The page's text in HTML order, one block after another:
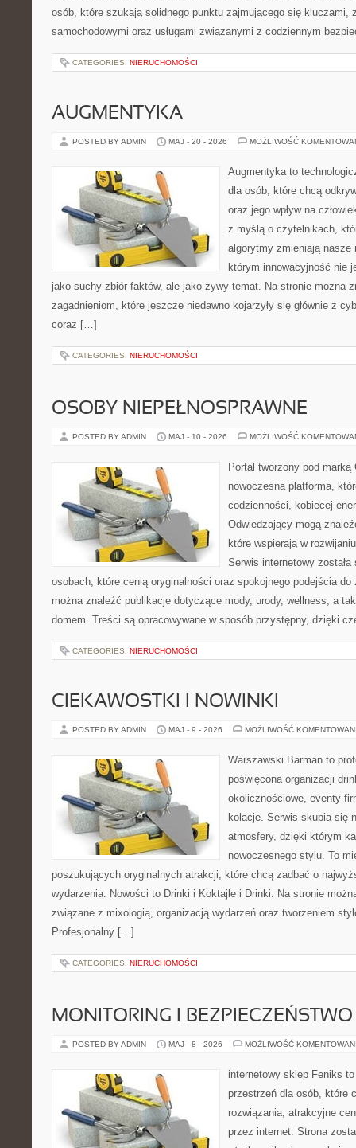
osób, które szukają solidnego punktu zajmującego się kluczami,
samochodowymi oraz usługami związanymi z codziennym
CATEGORIES: NIERUCHOMOŚCI
AUGMENTYKA
POSTED BY ADMIN MAJ - 20 - 2026 MOŻLIWOŚĆ
Augmentyka to
dla osób, które chcą
oraz jego wpływ na
z myślą o czytelnikach,
algorytmy zmieniają nasze
którym innowacyjność nie
jako suchy zbiór faktów, ale jako żywy temat. Na stronie można
zagadnieniom, które jeszcze niedawno kojarzyły się głównie z
coraz […]
CATEGORIES: NIERUCHOMOŚCI
OSOBY NIEPEŁNOSPRAWNE
POSTED BY ADMIN MAJ - 10 - 2026 MOŻLIWOŚĆ
Portal tworzony pod
nowoczesna platforma,
codzienności, kobiecej
Odwiedzający mogą
które wspierają w
Serwis internetowy
osobach, które cenią oryginalności oraz spokojnego podejścia do
można znaleźć publikacje dotyczące mody, urody, wellness, a
domem. Treści są opracowywane w sposób przystępny, dzięki
CATEGORIES: NIERUCHOMOŚCI
CIEKAWOSTKI I NOWINKI
POSTED BY ADMIN MAJ - 9 - 2026 MOŻLIWOŚĆ
Warszawski Barman to
poświęcona organizacji
okolicznościowe, eventy
kolacje. Serwis skupia się
atmosfery, dzięki którym
nowoczesnego stylu. To
poszukujących oryginalnych atrakcji, które chcą zadbać o
wydarzenia. Nowości to Drinki i Koktajle i Drinki. Na stronie
związane z mixologią, organizacją wydarzeń oraz tworzeniem
Profesjonalny […]
CATEGORIES: NIERUCHOMOŚCI
MONITORING I
POSTED BY ADMIN MAJ - 8 - 2026 MOŻLIWOŚĆ
internetowy sklep Feniks
przestrzeń dla osób, które
rozwiązania, atrakcyjne
przez internet. Strona